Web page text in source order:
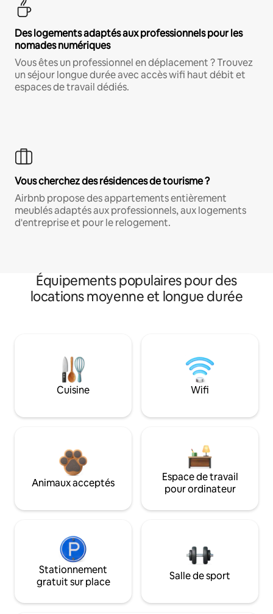
Des logements adaptés aux professionnels pour les
nomades numériques
Vous êtes un professionnel en déplacement ? Trouvez
un séjour longue durée avec accès wifi haut débit et
espaces de travail dédiés.
Vous cherchez des résidences de tourisme ?
Airbnb propose des appartements entièrement
meublés adaptés aux professionnels, aux logements
d'entreprise et pour le relogement.
Équipements populaires pour des
locations moyenne et longue durée
Cuisine Wifi
Animaux acceptés
Espace de travail
pour ordinateur
Stationnement
gratuit sur place
Salle de sport